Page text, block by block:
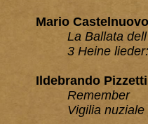
Mario
La Ballata
3 Heine
Ildebrando Pizzetti
Remember
Vigilia nuziale